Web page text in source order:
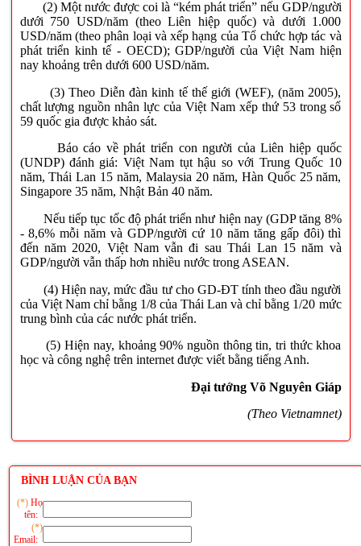
(2) Một nước được coi là “kém phát triển” nếu GDP/người
dưới 750 USD/năm (theo Liên hiệp quốc) và dưới 1.000
USD/năm (theo phân loại và xếp hạng của Tổ chức hợp tác và
phát triển kinh tế - OECD); GDP/người của Việt Nam hiện
nay khoảng trên dưới 600 USD/năm.
(3) Theo Diễn đàn kinh tế thế giới (WEF), (năm 2005),
chất lượng nguồn nhân lực của Việt Nam xếp thứ 53 trong số
59 quốc gia được khảo sát.
Báo cáo về phát triển con người của Liên hiệp quốc
(UNDP) đánh giá: Việt Nam tụt hậu so với Trung Quốc 10
năm, Thái Lan 15 năm, Malaysia 20 năm, Hàn Quốc 25 năm,
Singapore 35 năm, Nhật Bản 40 năm.
Nếu tiếp tục tốc độ phát triển như hiện nay (GDP tăng 8%
- 8,6% mỗi năm và GDP/người cứ 10 năm tăng gấp đôi) thì
đến năm 2020, Việt Nam vẫn đi sau Thái Lan 15 năm và
GDP/người vẫn thấp hơn nhiều nước trong ASEAN.
(4) Hiện nay, mức đầu tư cho GD-ĐT tính theo đầu người
của Việt Nam chỉ bằng 1/8 của Thái Lan và chỉ bằng 1/20 mức
trung bình của các nước phát triển.
(5) Hiện nay, khoảng 90% nguồn thông tin, tri thức khoa
học và công nghệ trên internet được viết bằng tiếng Anh.
Đại tướng Võ Nguyên Giáp
(Theo Vietnamnet)
BÌNH LUẬN CỦA BẠN
(*) Họ
tên:
(*)
Email: